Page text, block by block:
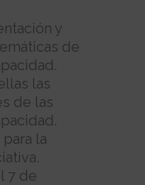
y
de
las
de las
la
7 de